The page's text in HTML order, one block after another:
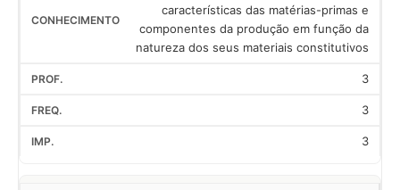
características das matérias-primas e
componentes da produção em função da
natureza dos seus materiais constitutivos
3
3
3